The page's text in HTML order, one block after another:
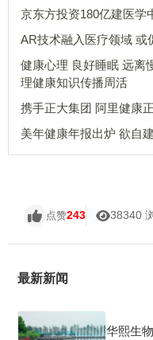
京东方投资180亿建医学
AR技术融入医疗领域 或
健康心理 良好睡眠 远离
理健康知识传播周活
携手正大集团 阿里健康
美年健康年报出炉 欲自
点赞243 38340
最新新闻
华熙生